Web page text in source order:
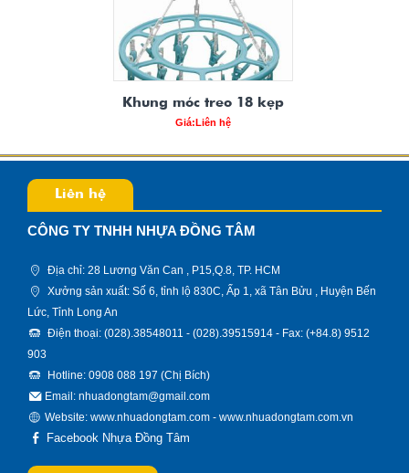
Khung móc treo 18 kẹp
Giá:Liên hệ
Liên hệ
CÔNG TY TNHH NHỰA ĐỒNG TÂM
Địa chỉ: 28 Lương Văn Can , P15,Q.8, TP. HCM
Xưởng sản xuất: Số 6, tỉnh lộ 830C, Ấp 1, xã Tân Bửu , Huyện Bến
Lức, Tỉnh Long An
Điện thoại: (028).38548011 - (028).39515914 - Fax: (+84.8) 9512
903
Hotline: 0908 088 197 (Chị Bích)
Email: nhuadongtam@gmail.com
Website:www.nhuadongtam.com -www.nhuadongtam.com.vn
Facebook Nhựa Đồng Tâm